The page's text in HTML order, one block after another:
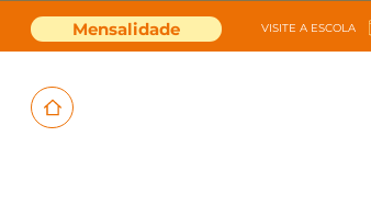
Mensalidade VISITE A ESCOLA